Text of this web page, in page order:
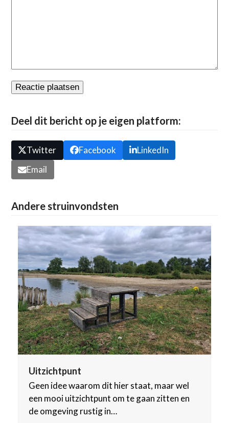
Deel dit bericht op je eigen platform:
Twitter Facebook
LinkedIn
Email
Andere struinvondsten
Uitzichtpunt
Geen idee waarom dit hier staat, maar wel
een mooi uitzichtpunt om te gaan zitten en
de omgeving rustig in…